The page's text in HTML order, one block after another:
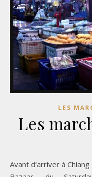
LES
Les
Avant d’arriver à Chiang Mai, j’avais entendu parler du Night